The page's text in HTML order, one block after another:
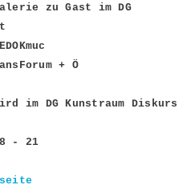
zu Gast im DG
+ Ö
im DG Kunstraum Diskurs
- 21